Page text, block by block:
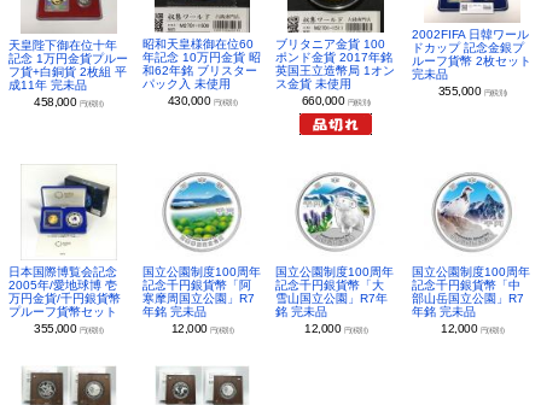
天皇陛下御在位十年
記念 1万円金貨プルー
フ貨+白銅貨 2枚組 平
成11年 完未品
458,000 円(税別)
昭和天皇様御在位60
年記念 10万円金貨 昭
和62年銘 ブリスター
パック入 未使用
430,000 円(税別)
ブリタニア金貨 100
ポンド金貨 2017年銘
英国王立造幣局 1オン
ス金貨 未使用
660,000 円(税別)
2002FIFA 日韓ワール
ドカップ 記念金銀プ
ルーフ貨幣 2枚セット
完未品
355,000 円(税別)
日本国際博覧会記念
2005年/愛地球博 壱
万円金貨/千円銀貨幣
プルーフ貨幣セット
355,000 円(税別)
国立公園制度100周年
記念千円銀貨幣「阿
寒摩周国立公園」R7
年銘 完未品
12,000 円(税別)
国立公園制度100周年
記念千円銀貨幣「大
雪山国立公園」R7年
銘 完未品
12,000 円(税別)
国立公園制度100周年
記念千円銀貨幣「中
部山岳国立公園」R7
年銘 完未品
12,000 円(税別)